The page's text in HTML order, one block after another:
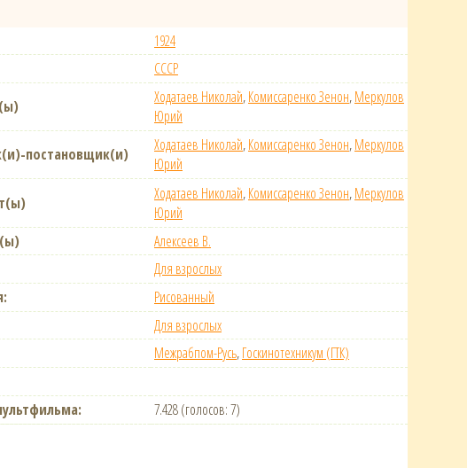
1924
СССР
Ходатаев Николай,Комиссаренко Зенон,Меркулов
Юрий
постановщик(и)
Ходатаев Николай,Комиссаренко Зенон,Меркулов
Юрий
Ходатаев Николай,Комиссаренко Зенон,Меркулов
Юрий
Алексеев В.
Для взрослых
Рисованный
Для взрослых
Межрабпом-Русь,Госкинотехникум (ГТК)
7.428 (голосов: 7)